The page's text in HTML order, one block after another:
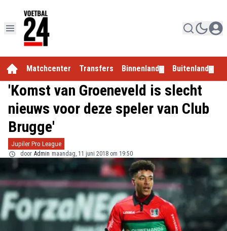
Matchcenter Transfers Binnenland Buitenland
'Komst van Groeneveld is slecht
nieuws voor deze speler van Club
Brugge'
Jupiler Pro League
door Admin maandag, 11 juni 2018 om 19:50